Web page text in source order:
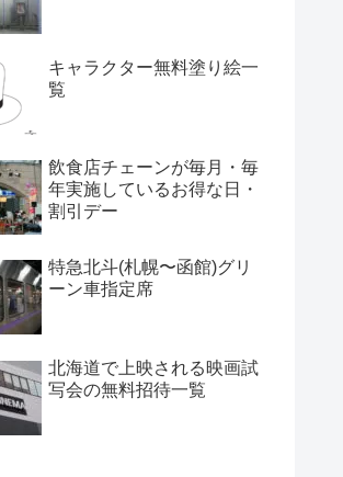
キャラクター無料塗り絵一
覧
飲食店チェーンが毎月・毎
年実施しているお得な日・
割引デー
特急北斗(札幌〜函館)グリ
ーン車指定席
北海道で上映される映画試
写会の無料招待一覧